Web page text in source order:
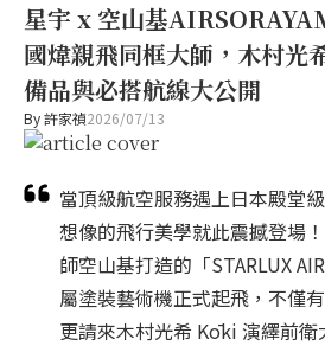
星宇 x 空山基
國煒親飛同框大師，木村光
備品與必搭航線大公開
By許家禎2026/07/13
當頂級航空服務遇上日本殿堂
想像的飛行美學就此震撼登場
師空山基打造的「STARLUX
屬塗裝藝術機正式起飛，不僅
更請來木村光希 Kōki 演繹前